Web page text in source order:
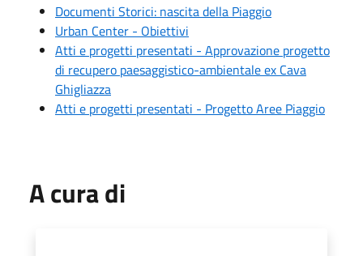
Documenti Storici: nascita della Piaggio
Urban Center - Obiettivi
Atti e progetti presentati - Approvazione progetto
di recupero paesaggistico-ambientale ex Cava
Ghigliazza
Atti e progetti presentati - Progetto Aree Piaggio
A cura di